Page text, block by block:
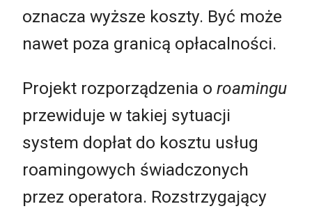
oznacza wyższe koszty. Być może
nawet poza granicą opłacalności.
Projekt rozporządzenia o roamingu
przewiduje w takiej sytuacji
system dopłat do kosztu usług
roamingowych świadczonych
przez operatora. Rozstrzygający